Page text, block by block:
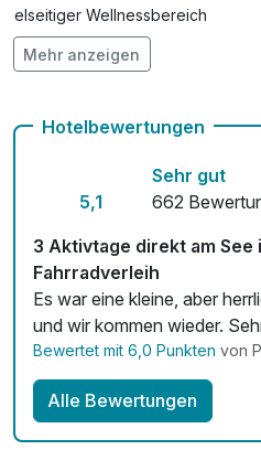
Vielseitiger Wellnessbereich
Hunde im Hotel erlaubt für 45,00 €
Fitnessgeräte stehen bereit
Kostenloses W-LAN
Mit Hotelbar
Mehr anzeigen
Hotelbewertungen
5,1
Sehr gut
662
3 Aktivtage direkt am See
Fahrradverleih
Es war eine kleine, aber herrliche
und wir kommen wieder.
Bewertet mit 6,0 Punkten von
Alle Bewertungen